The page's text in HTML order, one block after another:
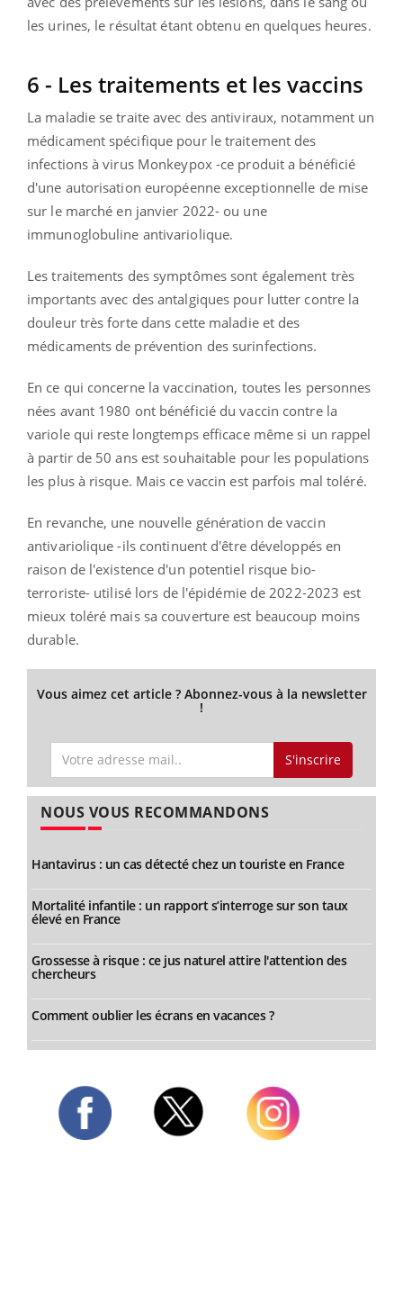
les urines, le résultat étant obtenu en quelques heures.
6 - Les traitements et les vaccins
La maladie se traite avec des antiviraux, notamment un
médicament spécifique pour le traitement des
infections à virus Monkeypox -ce produit a bénéficié
d'une autorisation européenne exceptionnelle de mise
sur le marché en janvier 2022- ou une
immunoglobuline antivariolique.
Les traitements des symptômes sont également très
importants avec des antalgiques pour lutter contre la
douleur très forte dans cette maladie et des
médicaments de prévention des surinfections.
En ce qui concerne la vaccination, toutes les personnes
nées avant 1980 ont bénéficié du vaccin contre la
variole qui reste longtemps efficace même si un rappel
à partir de 50 ans est souhaitable pour les populations
les plus à risque. Mais ce vaccin est parfois mal toléré.
En revanche, une nouvelle génération de vaccin
antivariolique -ils continuent d'être développés en
raison de l'existence d'un potentiel risque bio-
terroriste- utilisé lors de l'épidémie de 2022-2023 est
mieux toléré mais sa couverture est beaucoup moins
durable.
Vous aimez cet article ? Abonnez-vous à la newsletter
!
S'inscrire
NOUS VOUS RECOMMANDONS
Hantavirus : un cas détecté chez un touriste en France
Mortalité infantile : un rapport s’interroge sur son taux
élevé en France
Grossesse à risque : ce jus naturel attire l'attention des
chercheurs
Comment oublier les écrans en vacances ?